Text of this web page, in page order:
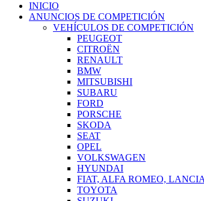
INICIO
ANUNCIOS DE COMPETICIÓN
VEHÍCULOS DE COMPETICIÓN
PEUGEOT
CITROËN
RENAULT
BMW
MITSUBISHI
SUBARU
FORD
PORSCHE
SKODA
SEAT
OPEL
VOLKSWAGEN
HYUNDAI
FIAT, ALFA ROMEO,
TOYOTA